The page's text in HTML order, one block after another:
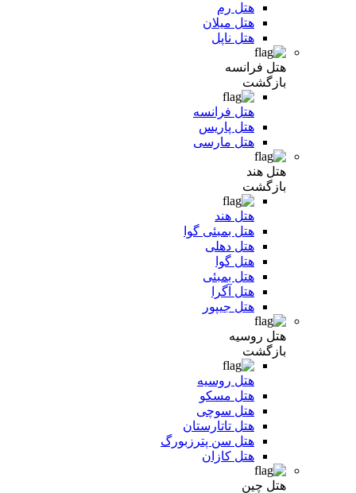
هتل رم
هتل میلان
هتل ناپل
هتل فرانسه
بازگشت
هتل فرانسه
هتل پاریس
هتل مارسی
هتل هند
بازگشت
هتل هند
هتل بمبئی گوا
هتل دهلی
هتل گوا
هتل بمبئی
هتل آگرا
هتل جیپور
هتل روسیه
بازگشت
هتل روسیه
هتل مسکو
هتل سوچی
هتل تاتارستان
هتل سن پترزبورگ
هتل کازان
هتل چین